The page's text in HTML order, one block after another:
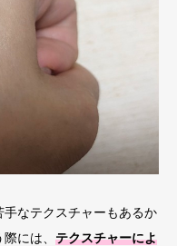
なテクスチャーもあるか
には、 テクスチャーによ